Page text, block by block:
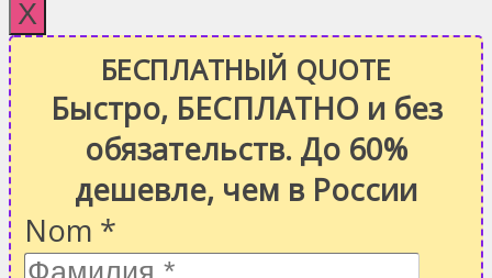
X
БЕСПЛАТНЫЙ QUOTE
Быстро, БЕСПЛАТНО и без
обязательств. До 60%
дешевле, чем в России
Nom *